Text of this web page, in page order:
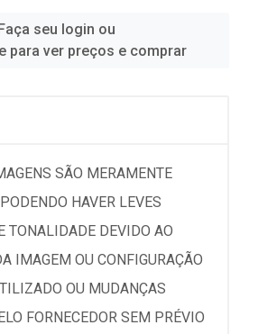
Faça seu login ou
para ver preços e comprar
SÃO MERAMENTE
HAVER LEVES
TONALIDADE DEVIDO AO
IMAGEM OU CONFIGURAÇÃO
OU MUDANÇAS
FORNECEDOR SEM PRÉVIO